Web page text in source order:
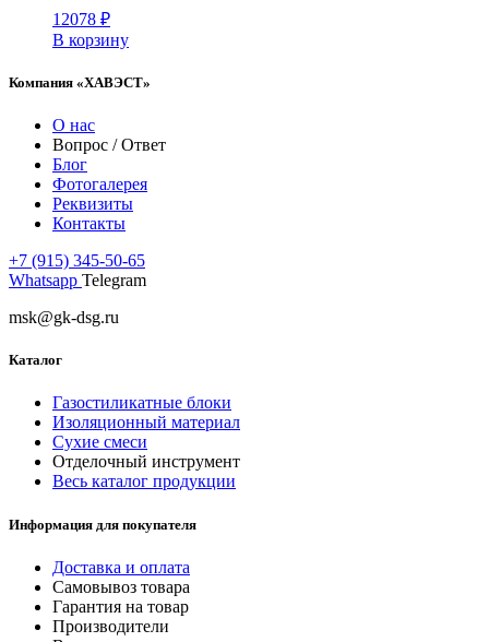
12078 ₽
В корзину
Компания «ХАВЭСТ»
О нас
Вопрос / Ответ
Блог
Фотогалерея
Реквизиты
Контакты
+7 (915) 345-50-65
Whatsapp Telegram
msk@gk-dsg.ru
Каталог
Газостиликатные блоки
Изоляционный материал
Сухие смеси
Отделочный инструмент
Весь каталог продукции
Информация для покупателя
Доставка и оплата
Самовывоз товара
Гарантия на товар
Производители